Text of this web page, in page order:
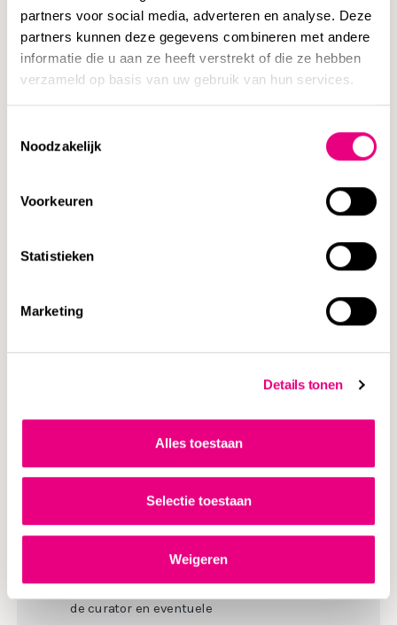
partners voor social media, adverteren en analyse. Deze
partners kunnen deze gegevens combineren met andere
informatie die u aan ze heeft verstrekt of die ze hebben
verzameld op basis van uw gebruik van hun services.
Noodzakelijk
Voorkeuren
Statistieken
Marketing
Details tonen
Alles toestaan
Selectie toestaan
Weigeren
Voorkom dat je in privé aansprakelijk wordt gesteld door
jezelf op tijd te informeren. Als het goed gaat met jouw
onderneming, maar nog meer als het tegenzit. Daarnaast
is het mogelijk dat je zelf gedupeerd bent door
Houd zelf grip en zicht op jouw onderneming.
Zorg voor een inzichtelijke administratie en
Laat je adviseren bij impactvolle beslissingen
in staat om een betere keuze te maken.
keuzes. Dit maakt jouw positie sterker bij een
Kijk kritisch naar het betaalgedrag van de
rekeningen niet worden voldaan om grote
schade te voorkomen.
Vraag om juridisch advies als jouw bedrijf
failliet is gegaan om tegenwicht te bieden aan
de curator en eventuele